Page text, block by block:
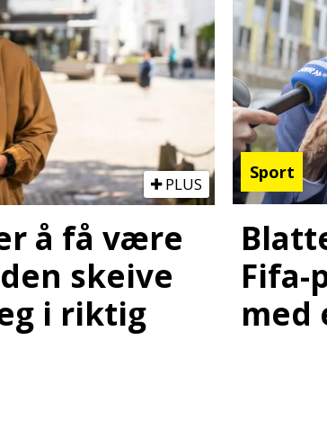
PLUS
å få være
skeive
i riktig
Sport
Fifa-
med